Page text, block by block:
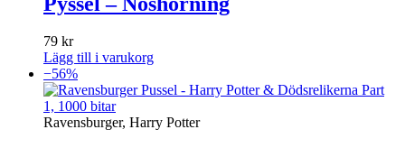
79 kr
Lägg till i varukorg
−56%
Ravensburger, Harry Potter